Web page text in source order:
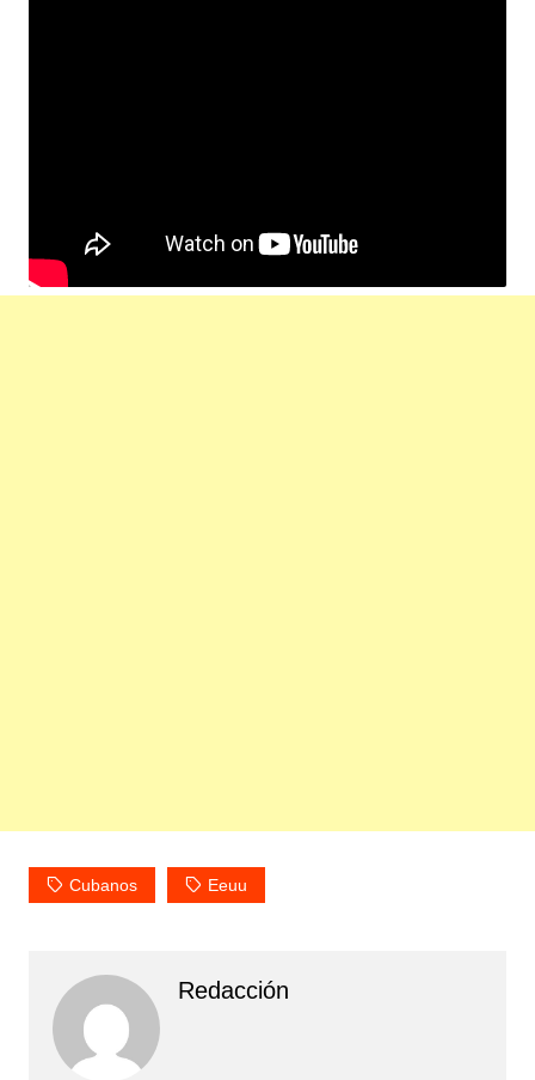
Cubanos Eeuu
Redacción